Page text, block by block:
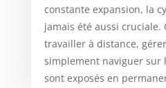
constante expansion, la
jamais été aussi cruciale.
travailler à distance,
simplement naviguer sur
sont exposés en